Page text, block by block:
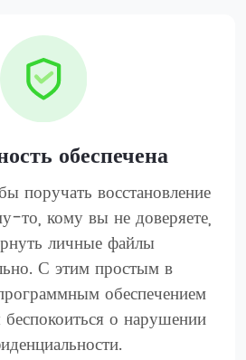
обеспечена
поручать восстановление
то, кому вы не доверяете,
личные файлы
С этим простым в
обеспечением
о нарушении